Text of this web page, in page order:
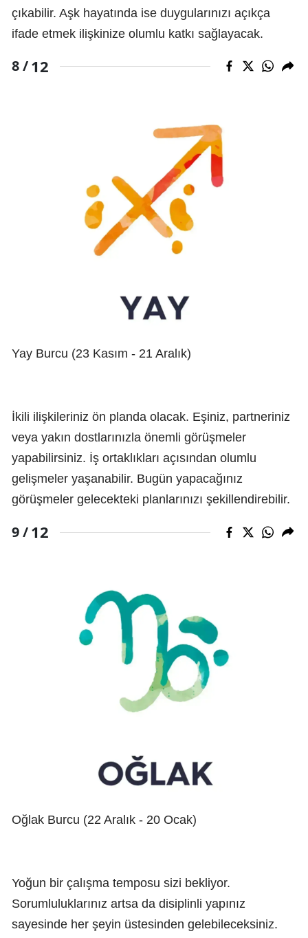
çıkabilir. Aşk hayatında ise duygularınızı açıkça
ifade etmek ilişkinize olumlu katkı sağlayacak.
8 /12
Yay Burcu (23 Kasım - 21 Aralık)
İkili ilişkileriniz ön planda olacak. Eşiniz, partneriniz
veya yakın dostlarınızla önemli görüşmeler
yapabilirsiniz. İş ortaklıkları açısından olumlu
gelişmeler yaşanabilir. Bugün yapacağınız
görüşmeler gelecekteki planlarınızı şekillendirebilir.
9 /12
Oğlak Burcu (22 Aralık - 20 Ocak)
Yoğun bir çalışma temposu sizi bekliyor.
Sorumluluklarınız artsa da disiplinli yapınız
sayesinde her şeyin üstesinden gelebileceksiniz.